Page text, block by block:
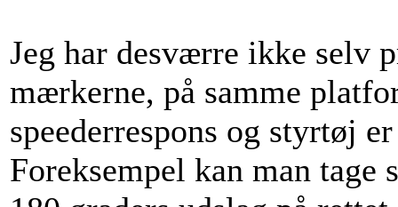
Jeg har desværre ikke selv
mærkerne, på samme
speederrespons og styrtøj
Foreksempel kan man tage